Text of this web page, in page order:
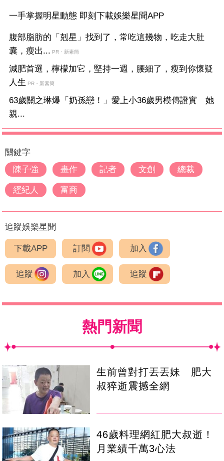
一手掌握明星動態 即刻下載娛樂星聞APP
腹部脂肪的「剋星」找到了，常吃這幾物，吃走大肚
囊，瘦出... PR・新素簡
減肥首選，檸檬加它，堅持一週，腰細了，瘦到你懷疑
人生
PR・新素簡
63歲關之琳爆「奶孫戀！」愛上小36歲男模傳證實 她
親...
關鍵字
陳子強
畫作 記者 文創 總裁
經紀人 富商
追蹤娛樂星聞
下載APP 訂閱 加入
追蹤 加入 追蹤
熱門新聞
生前曾對打丟丟妹 肥大
叔猝逝震撼全網
46歲料理網紅肥大叔逝！
月業績千萬3心法